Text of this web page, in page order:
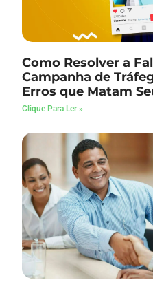
Como Resolver a
Campanha de
Erros que Matam
Clique Para Ler »